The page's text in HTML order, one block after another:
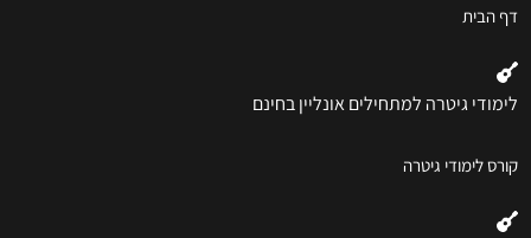
דף הבית
לימודי גיטרה למתחילים אונליין בחינם
קורס לימודי גיטרה